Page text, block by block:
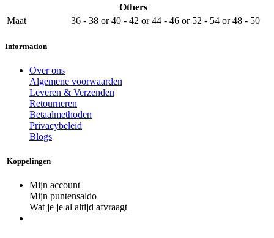
Others
Maat
36 - 38 or40 - 42 or44 - 46 or 52 - 54 or48 - 50
Information
Over ons
Algemene voorwaarden
Leveren & Verzenden
Retourneren
Betaalmethoden
Privacybeleid
Blogs
Koppelingen
Mijn account
Mijn puntensaldo
Wat je je al altijd afvraagt